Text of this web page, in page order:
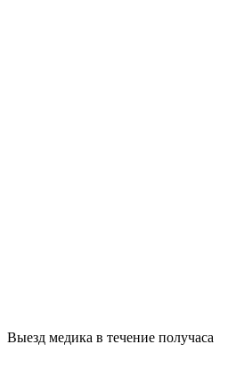
Выезд медика в течение получаса